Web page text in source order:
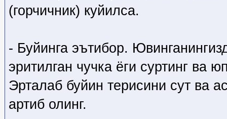
(горчичник) куйилса.
- Буйинга эътибор.
эритилган чучка ёги суртинг ва
Эрталаб буйин терисини сут ва
артиб олинг.